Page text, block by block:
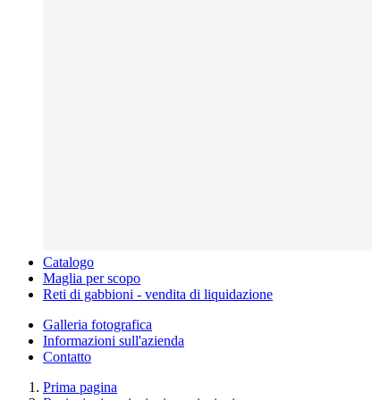
Catalogo
Maglia per scopo
Reti di gabbioni - vendita di liquidazione
Galleria fotografica
Informazioni sull'azienda
Contatto
Prima pagina